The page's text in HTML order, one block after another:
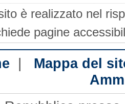
è realizzato nel
pagine
Mappa del